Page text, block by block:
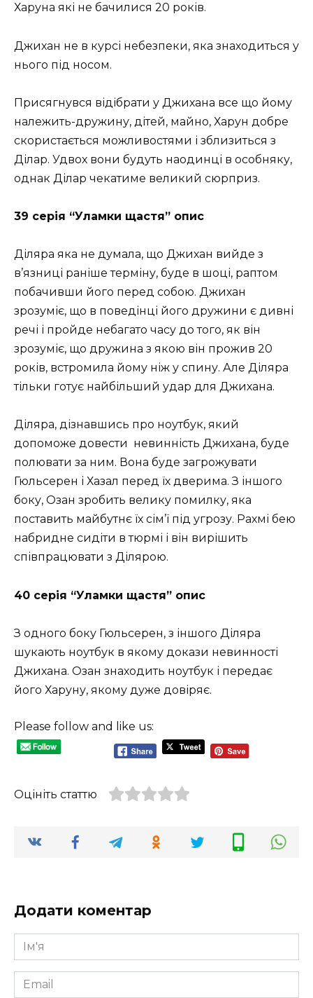
Харуна які не бачилися 20 років.
Джихан не в курсі небезпеки, яка знаходиться у
нього під носом.
Присягнувся відібрати у Джихана все що йому
належить-дружину, дітей, майно, Харун добре
скористається можливостями і зблизиться з
Ділар. Удвох вони будуть наодинці в особняку,
однак Ділар чекатиме великий сюрприз.
39 серія “Уламки щастя” опис
Діляра яка не думала, що Джихан вийде з
в’язниці раніше терміну, буде в шоці, раптом
побачивши його перед собою. Джихан
зрозуміє, що в поведінці його дружини є дивні
речі і пройде небагато часу до того, як він
зрозуміє, що дружина з якою він прожив 20
років, встромила йому ніж у спину. Але Діляра
тільки готує найбільший удар для Джихана.
Діляра, дізнавшись про ноутбук, який
допоможе довести невинність Джихана, буде
полювати за ним. Вона буде загрожувати
Гюльсерен і Хазал перед їх дверима. З іншого
боку, Озан зробить велику помилку, яка
поставить майбутнє їх сім’ї під угрозу. Рахмі бею
набридне сидіти в тюрмі і він вирішить
співпрацювати з Ділярою.
40 серія “Уламки щастя” опис
З одного боку Гюльсерен, з іншого Діляра
шукають ноутбук в якому докази невинності
Джихана. Озан знаходить ноутбук і передає
його Харуну, якому дуже довіряє.
Please follow and like us:
Оцініть статтю
Додати коментар
Ім'я
*
Email